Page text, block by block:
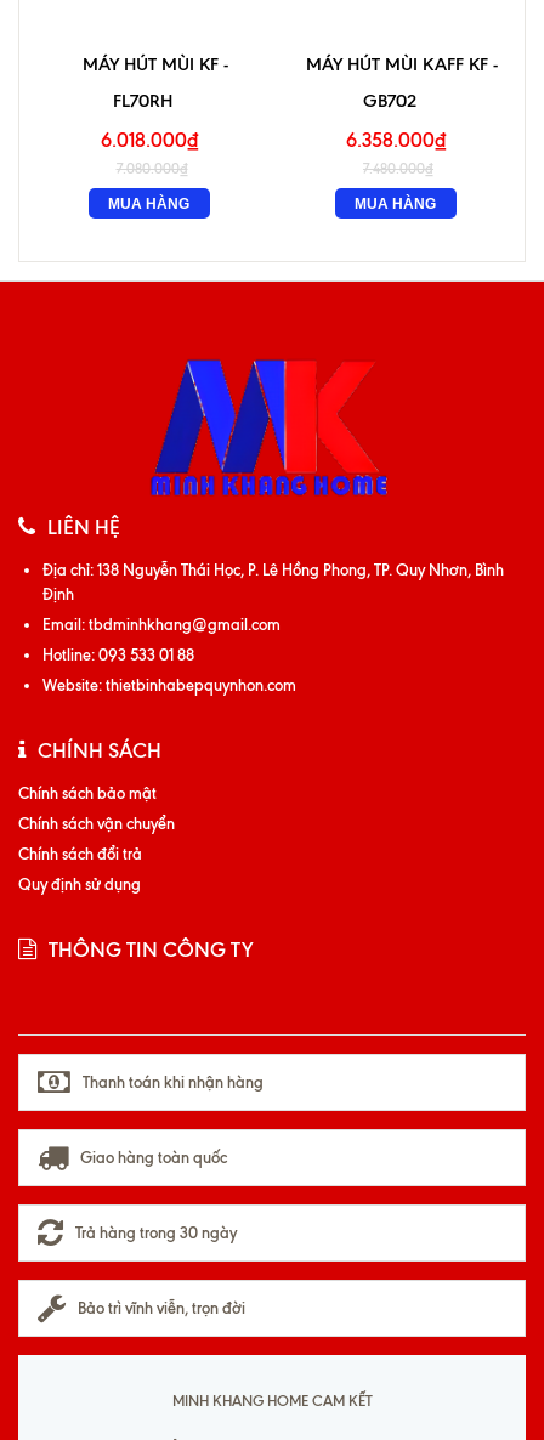
MÁY HÚT MÙI KF -
FL70RH
6.018.000₫
7.080.000₫
MUA HÀNG
MÁY HÚT MÙI KAFF KF -
GB702
6.358.000₫
7.480.000₫
MUA HÀNG
LIÊN HỆ
Địa chỉ:138 Nguyễn Thái Học, P. Lê Hồng Phong, TP. Quy Nhơn, Bình
Định
Email:tbdminhkhang@gmail.com
Hotline:093 533 01 88
Website:thietbinhabepquynhon.com
CHÍNH SÁCH
Chính sách bảo mật
Chính sách vận chuyển
Chính sách đổi trả
Quy định sử dụng
THÔNG TIN CÔNG TY
Thanh toán khi nhận hàng
Giao hàng toàn quốc
Trả hàng trong 30 ngày
Bảo trì vĩnh viễn, trọn đời
MINH KHANG HOME CAM KẾT